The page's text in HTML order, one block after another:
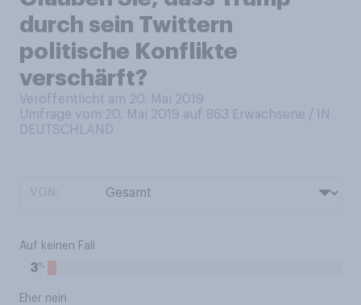
durch sein Twittern
politische Konflikte
verschärft?
Veröffentlicht am 20. Mai 2019
Umfrage vom 20. Mai 2019 auf 863 Erwachsene / IN
DEUTSCHLAND
Auf keinen Fall
3%
Eher nein